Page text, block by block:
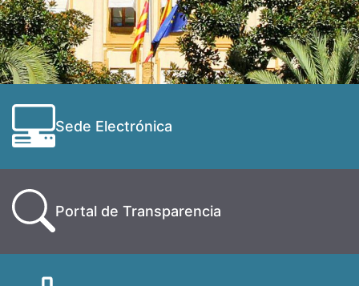
Sede Electrónica
Portal de Transparencia